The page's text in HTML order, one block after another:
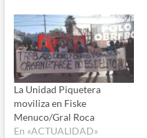
La Unidad Piquetera
moviliza en Fiske
Menuco/Gral Roca
En «ACTUALIDAD»